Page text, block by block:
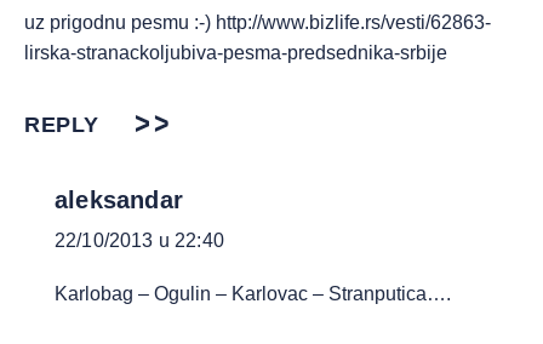
uz prigodnu pesmu :-) http://www.bizlife.rs/vesti/62863-
lirska-stranackoljubiva-pesma-predsednika-srbije
REPLY
aleksandar
22/10/2013 u 22:40
Karlobag – Ogulin – Karlovac – Stranputica….